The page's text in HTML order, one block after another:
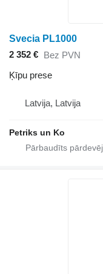
Svecia PL1000
2 352 € Bez PVN
Ķīpu prese
Latvija, Latvija
Petriks un Ko